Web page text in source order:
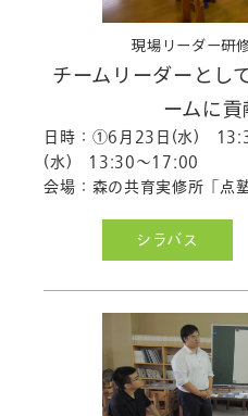
現場リーダー
チームリーダーとし
ームに
日時：①6月23日(水)
(水) 13:30～17:00
会場：森の共育実修所「点塾
シラバス